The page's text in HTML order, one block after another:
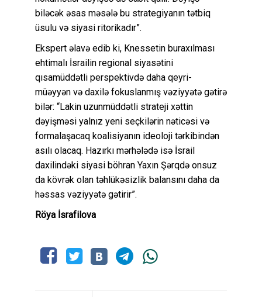
biləcək əsas məsələ bu strategiyanın tətbiq
üsulu və siyasi ritorikadır”.
Ekspert əlavə edib ki, Knessetin buraxılması
ehtimalı İsrailin regional siyasətini
qısamüddətli perspektivdə daha qeyri-
müəyyən və daxilə fokuslanmış vəziyyətə gətirə
bilər: “Lakin uzunmüddətli strateji xəttin
dəyişməsi yalnız yeni seçkilərin nəticəsi və
formalaşacaq koalisiyanın ideoloji tərkibindən
asılı olacaq. Hazırkı mərhələdə isə İsrail
daxilindəki siyasi böhran Yaxın Şərqdə onsuz
da kövrək olan təhlükəsizlik balansını daha da
həssas vəziyyətə gətirir”.
Röya İsrafilova